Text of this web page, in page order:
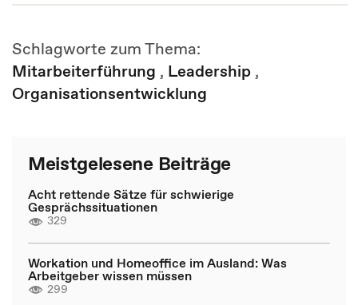
Schlagworte zum Thema:
Mitarbeiterführung , Leadership ,
Organisationsentwicklung
Meistgelesene Beiträge
Acht rettende Sätze für schwierige
Gesprächssituationen
329
Workation und Homeoffice im Ausland: Was
Arbeitgeber wissen müssen
299